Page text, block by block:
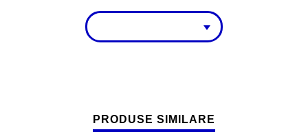
PRODUSE SIMILARE